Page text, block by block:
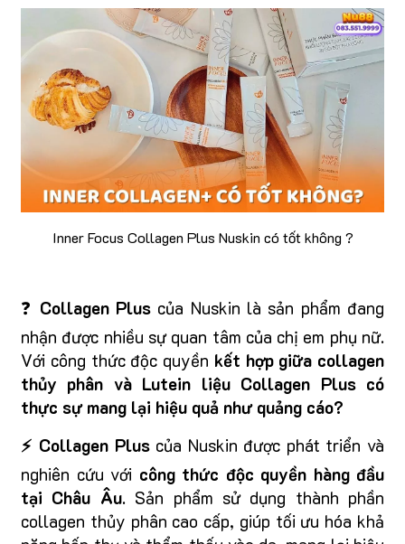
Inner Focus Collagen Plus Nuskin có tốt không ?
❓ Collagen Plus của Nuskin là sản phẩm đang
nhận được nhiều sự quan tâm của chị em phụ nữ.
Với công thức độc quyền kết hợp giữa collagen
thủy phân và Lutein liệu Collagen Plus có
thực sự mang lại hiệu quả như quảng cáo?
⚡ Collagen Pluscủa Nuskin được phát triển và
nghiên cứu với công thức độc quyền hàng đầu
tại Châu Âu. Sản phẩm sử dụng thành phần
collagen thủy phân cao cấp, giúp tối ưu hóa khả